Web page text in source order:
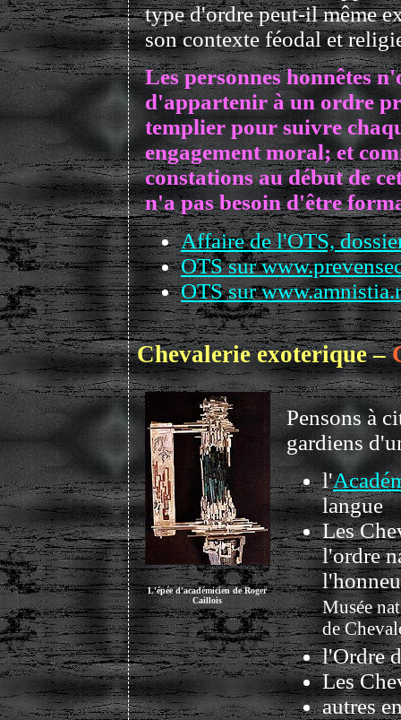
type d'ordre peut-il même
son contexte féodal et
Les personnes honnêtes
d'appartenir à un ordre
templier pour suivre
engagement moral; et
constations au début de
n'a pas besoin d'être
Affaire de l'OTS,
OTS sur
OTS sur
Chevalerie exoterique –
L'épée d'académicien de Roger
Caillois
Pensons à
gardiens
l'
langue
Les
l'ordre
Musée
de
l'Ordre
Les
autres